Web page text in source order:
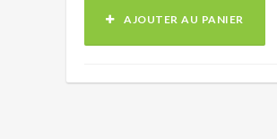
AJOUTER AU PANIER